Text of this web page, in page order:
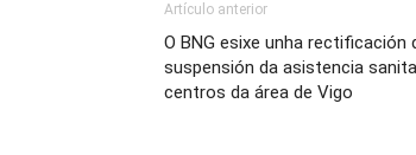
Artículo anterior
O BNG esixe unha rectificación
suspensión da asistencia
centros da área de Vigo